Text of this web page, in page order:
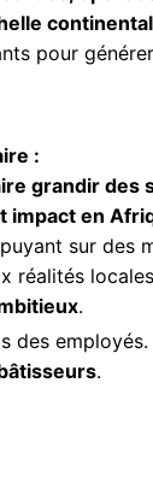
pour générer
:
grandir des
impact en
sur des
réalités
.
des employés.
.